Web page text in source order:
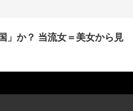
」か？ 当流女＝美女から見